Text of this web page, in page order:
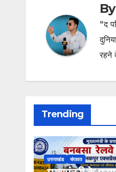
"द
रहने
Trending
उत्तराखंड चंपावत